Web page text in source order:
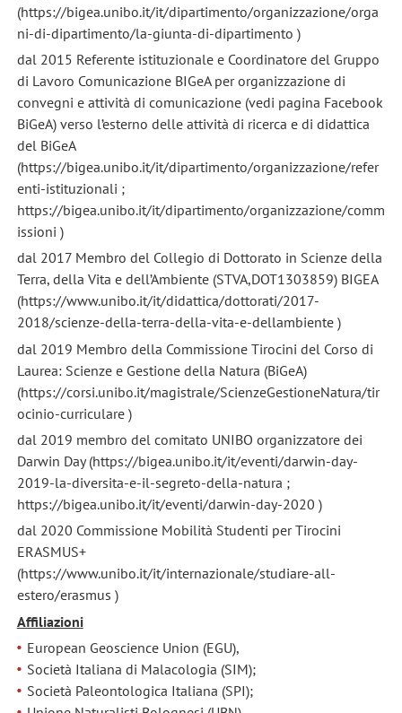
(https://bigea.unibo.it/it/dipartimento/organizzazione/orga
ni-di-dipartimento/la-giunta-di-dipartimento )
dal 2015 Referente istituzionale e Coordinatore del Gruppo
di Lavoro Comunicazione BIGeA per organizzazione di
convegni e attività di comunicazione (vedi pagina Facebook
BiGeA) verso l’esterno delle attività di ricerca e di didattica
del BiGeA
(https://bigea.unibo.it/it/dipartimento/organizzazione/refer
enti-istituzionali ;
https://bigea.unibo.it/it/dipartimento/organizzazione/comm
issioni )
dal 2017 Membro del Collegio di Dottorato in Scienze della
Terra, della Vita e dell’Ambiente (STVA,DOT1303859) BIGEA
(https://www.unibo.it/it/didattica/dottorati/2017-
2018/scienze-della-terra-della-vita-e-dellambiente )
dal 2019 Membro della Commissione Tirocini del Corso di
Laurea: Scienze e Gestione della Natura (BiGeA)
(https://corsi.unibo.it/magistrale/ScienzeGestioneNatura/tir
ocinio-curriculare )
dal 2019 membro del comitato UNIBO organizzatore dei
Darwin Day (https://bigea.unibo.it/it/eventi/darwin-day-
2019-la-diversita-e-il-segreto-della-natura ;
https://bigea.unibo.it/it/eventi/darwin-day-2020 )
dal 2020 Commissione Mobilità Studenti per Tirocini
ERASMUS+
(https://www.unibo.it/it/internazionale/studiare-all-
estero/erasmus )
Affiliazioni
European Geoscience Union (EGU),
Società Italiana di Malacologia (SIM);
Società Paleontologica Italiana (SPI);